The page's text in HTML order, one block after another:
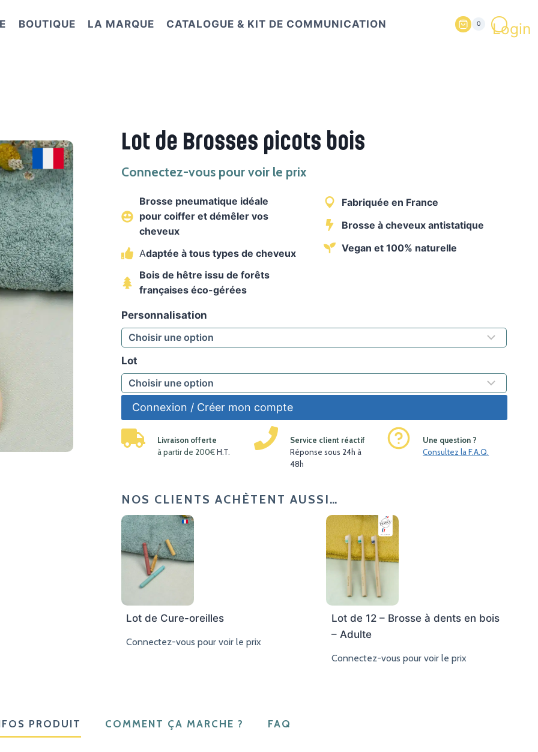
BOUTIQUE LA MARQUE CATALOGUE & KIT DE COMMUNICATION 0 Login
Lot de Brosses picots bois
Connectez-vous pour voir le prix
Brosse pneumatique idéale
pour coiffer et démêler vos
cheveux
Adaptée à tous types de cheveux
Bois de hêtre issu de forêts
françaises éco-gérées
Fabriquée en France
Brosse à cheveux antistatique
Vegan et 100% naturelle
Personnalisation
Lot
Connexion / Créer mon compte
Livraison offerte
à partir de 200€H.T.
Service client réactif
Réponse sous 24h à
48h
Une question ?
Consultez la F.A.Q.
NOS CLIENTS ACHÈTENT AUSSI…
Lot de Cure-oreilles
Connectez-vous pour voir le prix
Lot de 12 – Brosse à dents en bois
– Adulte
Connectez-vous pour voir le prix
PRODUIT COMMENT ÇA MARCHE ? FAQ